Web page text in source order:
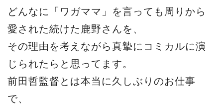
どんなに「ワガママ」を言っても周りから
愛された続けた鹿野さんを、
その理由を考えながら真摯にコミカルに演
じられたらと思ってます。
前田哲監督とは本当に久しぶりのお仕事
で、